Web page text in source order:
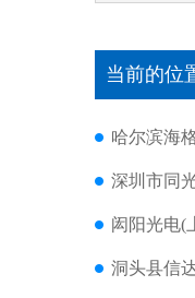
当前的位
哈尔滨海
深圳市同
闳阳光电(
洞头县信